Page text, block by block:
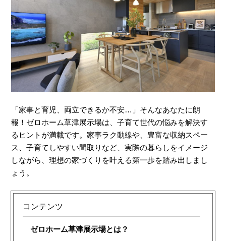
「家事と育児、両立できるか不安…」そんなあなたに朗
報！ゼロホーム草津展示場は、子育て世代の悩みを解決す
るヒントが満載です。家事ラク動線や、豊富な収納スペー
ス、子育てしやすい間取りなど、実際の暮らしをイメージ
しながら、理想の家づくりを叶える第一歩を踏み出しまし
ょう。
コンテンツ
ゼロホーム草津展示場とは？